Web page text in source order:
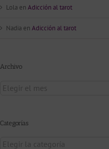
Lola en Adicción al tarot
Nadia en Adicción al tarot
Archivo
Archivo
Categorías
Categorías